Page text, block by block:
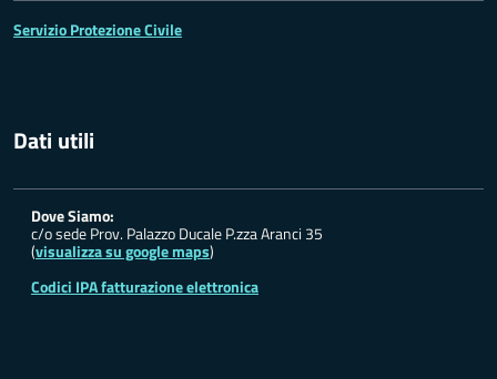
Servizio Protezione Civile
Dati utili
Dove Siamo:
c/o sede Prov. Palazzo Ducale P.zza Aranci 35
(visualizza su google maps)
Codici IPA fatturazione elettronica